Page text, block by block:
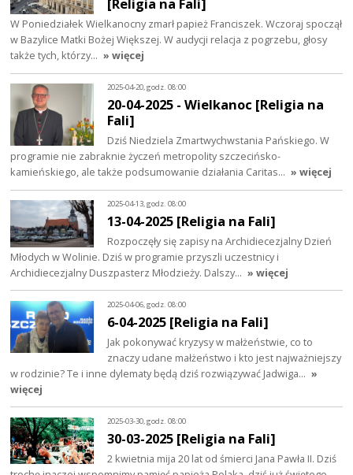
[Religia na Fali]
W Poniedziałek Wielkanocny zmarł papież Franciszek. Wczoraj spoczął
w Bazylice Matki Bożej Większej. W audycji relacja z pogrzebu, głosy
także tych, którzy… » więcej
2025-04-20, godz. 08:00
20-04-2025 - Wielkanoc [Religia na
Fali]
Dziś Niedziela Zmartwychwstania Pańskiego. W
programie nie zabraknie życzeń metropolity szczecińsko-
kamieńskiego, ale także podsumowanie działania Caritas… » więcej
2025-04-13, godz. 08:00
13-04-2025 [Religia na Fali]
Rozpoczęły się zapisy na Archidiecezjalny Dzień
Młodych w Wolinie. Dziś w programie przyszli uczestnicy i
Archidiecezjalny Duszpasterz Młodzieży. Dalszy… » więcej
2025-04-06, godz. 08:00
6-04-2025 [Religia na Fali]
Jak pokonywać kryzysy w małżeństwie, co to
znaczy udane małżeństwo i kto jest najważniejszy
w rodzinie? Te i inne dylematy będą dziś rozwiązywać Jadwiga… »
więcej
2025-03-30, godz. 08:00
30-03-2025 [Religia na Fali]
2 kwietnia mija 20 lat od śmierci Jana Pawła II. Dziś